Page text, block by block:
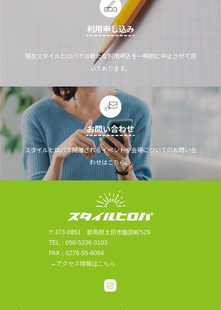
利用申し込み
現在スタイルヒロバでは新たな利用申込を一時的に中止させて頂
いております。
お問い合わせ
スタイルヒロバで開催されるイベントや会場についてのお問い合
わせはこちら。
〒373-0851 群馬県太田市飯田町529
TEL：050-5236-3103
FAX：0276-55-8064
→アクセス情報はこちら